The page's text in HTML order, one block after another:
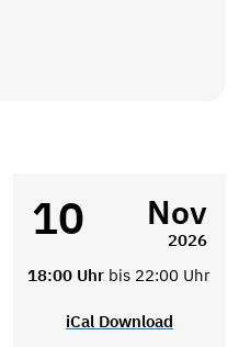
10 Nov
2026
18:00 Uhr bis 22:00 Uhr
iCal Download